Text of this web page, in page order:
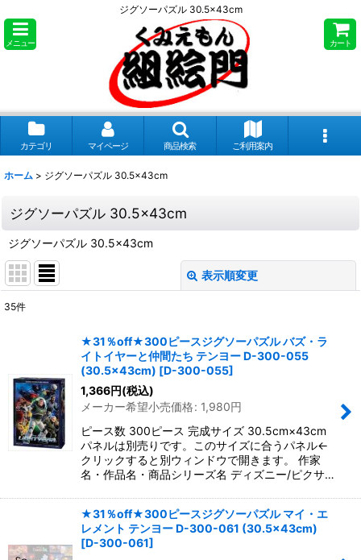
ジグソーパズル 30.5×43cm
メニュー カート
カテゴリ マイページ 商品検索 ご利用案内
ホーム > ジグソーパズル 30.5×43cm
ジグソーパズル 30.5×43cm
ジグソーパズル 30.5×43cm
表示順変更
絞り込む
35件
★31％off★300ピースジグソーパズル バズ・ラ
イトイヤーと仲間たち テンヨー D-300-055
(30.5×43cm) [D-300-055]
1,366円(税込)
メーカー希望小売価格: 1,980円
ピース数 300ピース 完成サイズ 30.5cm×43cm
パネルは別売りです。このサイズに合うパネル←
クリックすると別ウィンドウで開きます。 作家
名・作品名・商品シリーズ名 ディズニー/ピクサ…
★31％off★300ピースジグソーパズル マイ・エ
レメント テンヨー D-300-061 (30.5×43cm)
[D-300-061]